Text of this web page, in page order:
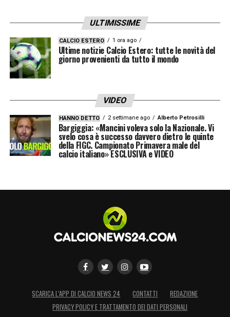
ULTIMISSIME
CALCIO ESTERO 1 ora ago
Ultime notizie Calcio Estero: tutte le novità del
giorno provenienti da tutto il mondo
VIDEO
HANNO DETTO 2 settimane ago Alberto Petrosilli
Bargiggia: «Mancini voleva solo la Nazionale. Vi
svelo cosa è successo davvero dietro le quinte
della FIGC. Campionato Primavera male del
calcio italiano» ESCLUSIVA e VIDEO
SCARICA L’APP DI CALCIO NEWS 24 CONTATTI
REDAZIONE
PRIVACY POLICY E TRATTAMENTO DEI DATI PERSONALI